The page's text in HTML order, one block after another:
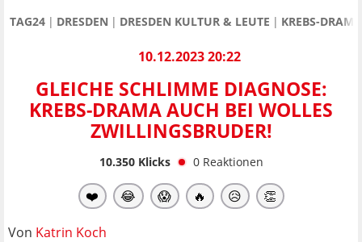
TAG24 DRESDEN DRESDEN KULTUR & LEUTE KREBS-
10.12.2023 20:22
GLEICHE SCHLIMME DIAGNOSE:
KREBS-DRAMA AUCH BEI WOLLES
ZWILLINGSBRUDER!
10.350Klicks 0 Reaktionen
❤️ 😂 😱 🔥 😥 👏
Von Katrin Koch